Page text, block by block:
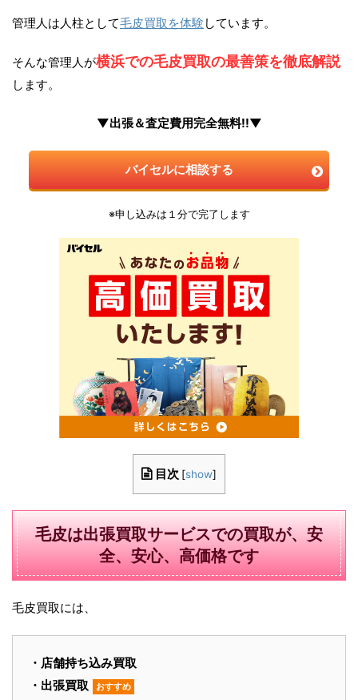
管理人は人柱として毛皮買取を体験 しています。
そんな管理人が横浜での毛皮買取の最善策を徹底解説
します。
▼出張＆査定費用完全無料!!▼
バイセルに相談する
※申し込みは１分で完了します
目次 [show]
毛皮は出張買取サービスでの買取が、安
全、安心、高価格です
毛皮買取には、
・店舗持ち込み買取
・出張買取
おすすめ